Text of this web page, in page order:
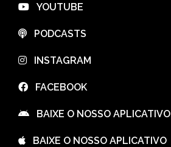
⠀YOUTUBE
⠀PODCASTS
⠀INSTAGRAM
⠀FACEBOOK
⠀BAIXE O NOSSO APLICATIVO
⠀BAIXE O NOSSO APLICATIVO